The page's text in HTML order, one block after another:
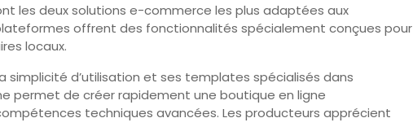
les deux solutions e-commerce les plus adaptées aux
offrent des fonctionnalités spécialement conçues pour
locaux.
simplicité d’utilisation et ses templates spécialisés dans
permet de créer rapidement une boutique en ligne
techniques avancées. Les producteurs apprécient